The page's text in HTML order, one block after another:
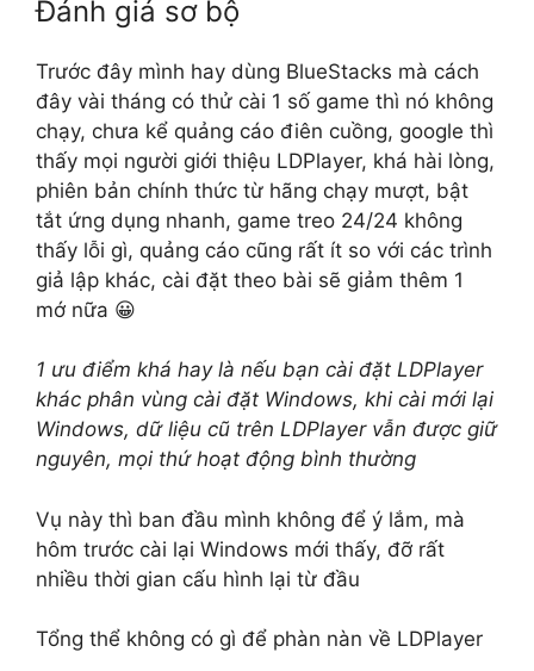
Đánh giá sơ bộ
Trước đây mình hay dùng BlueStacks mà cách
đây vài tháng có thử cài 1 số game thì nó không
chạy, chưa kể quảng cáo điên cuồng, google thì
thấy mọi người giới thiệu LDPlayer, khá hài lòng,
phiên bản chính thức từ hãng chạy mượt, bật
tắt ứng dụng nhanh, game treo 24/24 không
thấy lỗi gì, quảng cáo cũng rất ít so với các trình
giả lập khác, cài đặt theo bài sẽ giảm thêm 1
mớ nữa 😀
1 ưu điểm khá hay là nếu bạn cài đặt LDPlayer
khác phân vùng cài đặt Windows, khi cài mới lại
Windows, dữ liệu cũ trên LDPlayer vẫn được giữ
nguyên, mọi thứ hoạt động bình thường
Vụ này thì ban đầu mình không để ý lắm, mà
hôm trước cài lại Windows mới thấy, đỡ rất
nhiều thời gian cấu hình lại từ đầu
Tổng thể không có gì để phàn nàn về LDPlayer